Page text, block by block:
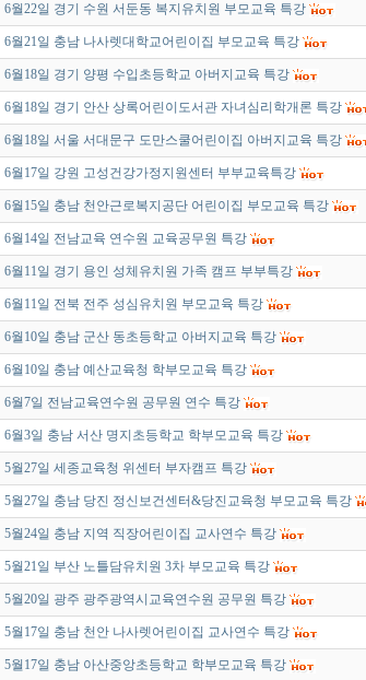
6월22일 경기 수원 서둔동 복지유치원 부모교육 특강
6월21일 충남 나사렛대학교어린이집 부모교육 특강
6월18일 경기 양평 수입초등학교 아버지교육 특강
6월18일 경기 안산 상록어린이도서관 자녀심리학개론 특강
6월18일 서울 서대문구 도만스쿨어린이집 아버지교육 특강
6월17일 강원 고성건강가정지원센터 부부교육특강
6월15일 충남 천안근로복지공단 어린이집 부모교육 특강
6월14일 전남교육 연수원 교육공무원 특강
6월11일 경기 용인 성체유치원 가족 캠프 부부특강
6월11일 전북 전주 성심유치원 부모교육 특강
6월10일 충남 군산 동초등학교 아버지교육 특강
6월10일 충남 예산교육청 학부모교육 특강
6월7일 전남교육연수원 공무원 연수 특강
6월3일 충남 서산 명지초등학교 학부모교육 특강
5월27일 세종교육청 위센터 부자캠프 특강
5월27일 충남 당진 정신보건센터&당진교육청 부모교육 특강
5월24일 충남 지역 직장어린이집 교사연수 특강
5월21일 부산 노틀담유치원 3차 부모교육 특강
5월20일 광주 광주광역시교육연수원 공무원 특강
5월17일 충남 천안 나사렛어린이집 교사연수 특강
5월17일 충남 아산중앙초등학교 학부모교육 특강